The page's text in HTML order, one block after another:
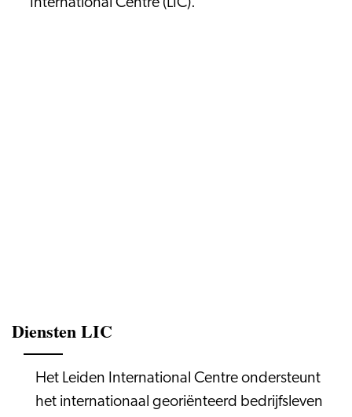
International Centre (LIC).
Diensten LIC
Het Leiden International Centre ondersteunt
het internationaal georiënteerd bedrijfsleven